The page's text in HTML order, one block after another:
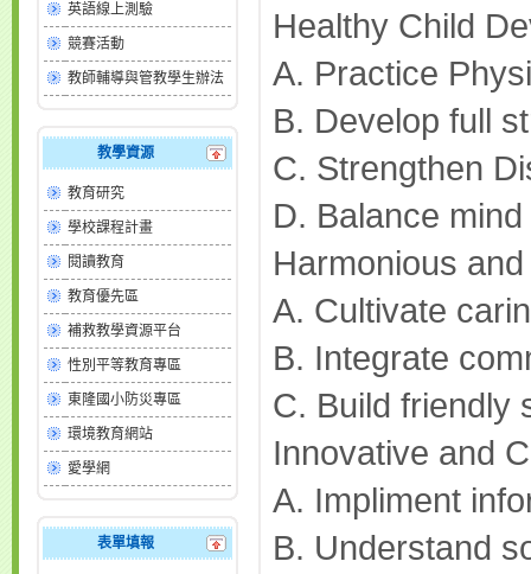
英語線上測驗
競賽活動
教師輔導與管教學生辦法
教學資源
教育研究
學校課程計畫
閱讀教育
教育優先區
補救教學資源平台
性別平等教育專區
東隆國小防災專區
環境教育網站
愛學網
表單填報
Healthy Child
A. Practice
B. Develop full
C. Strengthen
D. Balance
Harmonious
A. Cultivate
B. Integrate
C. Build friendly
Innovative and
A. Impliment
B. Understand